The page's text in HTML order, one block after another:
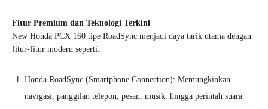
Fitur Premium dan Teknologi Terkini
New Honda PCX 160 tipe RoadSync menjadi daya tarik utama dengan
fitur-fitur modern seperti:
Honda RoadSync (Smartphone Connection): Memungkinkan
navigasi, panggilan telepon, pesan, musik, hingga perintah suara